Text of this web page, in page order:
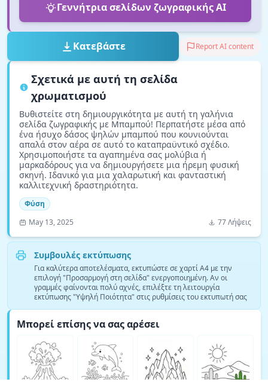
Γεννήτρια σελίδων ζωγραφικής AI
Κατεβάστε Report AI content
Σχετικά με αυτή τη σελίδα
χρωματισμού
Βυθιστείτε στη δημιουργικότητα με αυτή τη γαλήνια
σελίδα ζωγραφικής με Μπαμπού! Περπατήστε μέσα από
ένα ήσυχο δάσος ψηλών μπαμπού που κουνιούνται
απαλά στον αέρα σε αυτό το καταπραϋντικό σχέδιο.
Χρησιμοποιήστε τα αγαπημένα σας μολύβια ή
μαρκαδόρους για να δημιουργήσετε μια ήρεμη φυσική
σκηνή. Ιδανικό για μια χαλαρωτική και φανταστική
καλλιτεχνική δραστηριότητα.
Φύση
May 13, 2025
77 Λήψεις
Συμβουλές εκτύπωσης
Για καλύτερα αποτελέσματα, εκτυπώστε σε χαρτί A4 με την
επιλογή "Προσαρμογή στη σελίδα" ενεργοποιημένη. Αν οι
γραμμές φαίνονται πολύ αχνές, επιλέξτε τη λειτουργία
εκτύπωσης "Υψηλή Ποιότητα" στις ρυθμίσεις του εκτυπωτή σας
Μπορεί επίσης να σας αρέσει